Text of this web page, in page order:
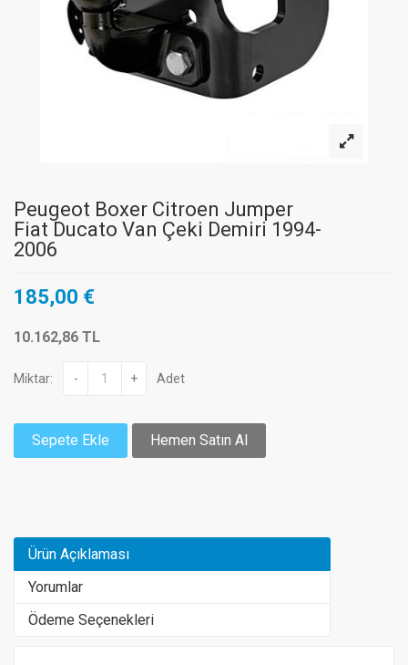
Peugeot Boxer Citroen Jumper
Fiat Ducato Van Çeki Demiri 1994-
2006
185,00 €
10.162,86 TL
Miktar: - + Adet
Sepete Ekle Hemen Satın Al
Ürün Açıklaması
Yorumlar
Ödeme Seçenekleri